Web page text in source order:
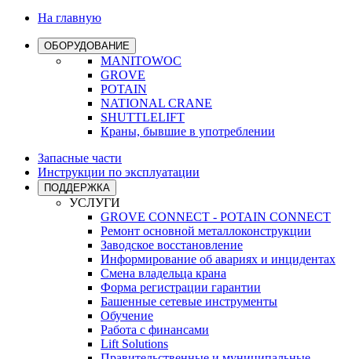
На главную
ОБОРУДОВАНИЕ
MANITOWOC
GROVE
POTAIN
NATIONAL CRANE
SHUTTLELIFT
Краны, бывшие в употреблении
Запасные части
Инструкции по эксплуатации
ПОДДЕРЖКА
УСЛУГИ
GROVE CONNECT - POTAIN CONNECT
Ремонт основной металлоконструкции
Заводское восстановление
Информирование об авариях и инцидентах
Смена владельца крана
Форма регистрации гарантии
Башенные сетевые инструменты
Обучение
Работа с финансами
Lift Solutions